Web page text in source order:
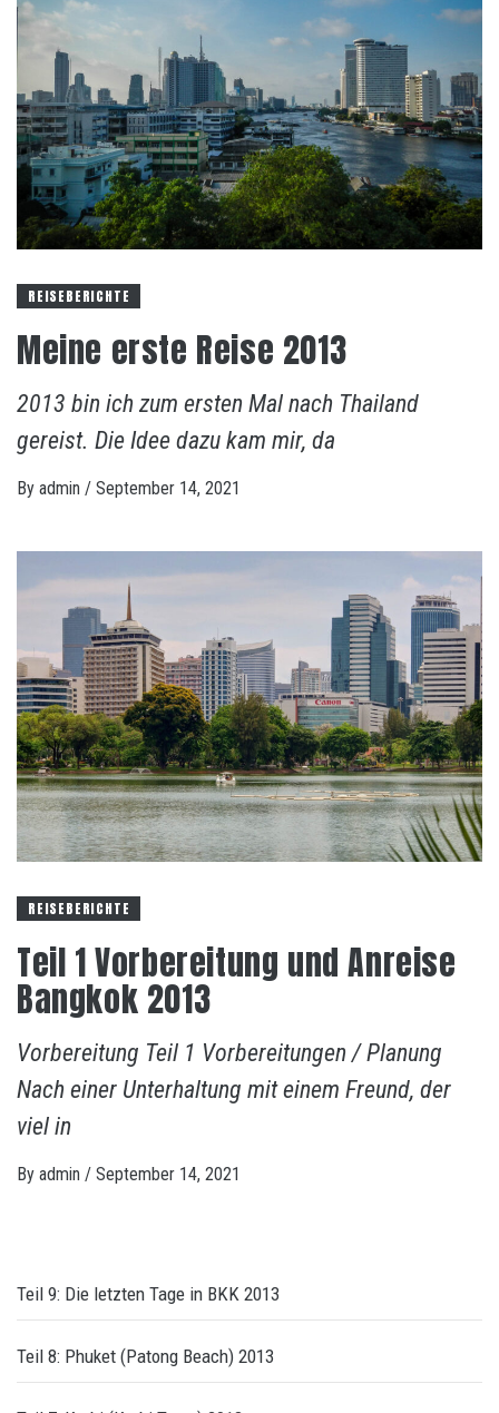
REISEBERICHTE
Meine erste Reise 2013
2013 bin ich zum ersten Mal nach Thailand
gereist. Die Idee dazu kam mir, da
By admin / September 14, 2021
REISEBERICHTE
Teil 1 Vorbereitung und Anreise
Bangkok 2013
Vorbereitung Teil 1 Vorbereitungen / Planung
Nach einer Unterhaltung mit einem Freund, der
viel in
By admin / September 14, 2021
Teil 9: Die letzten Tage in BKK 2013
Teil 8: Phuket (Patong Beach) 2013